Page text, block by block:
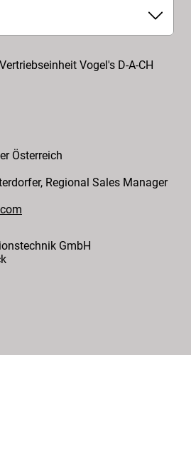
Vogel's D-A-CH
Österreich
, Regional Sales Manager
GmbH